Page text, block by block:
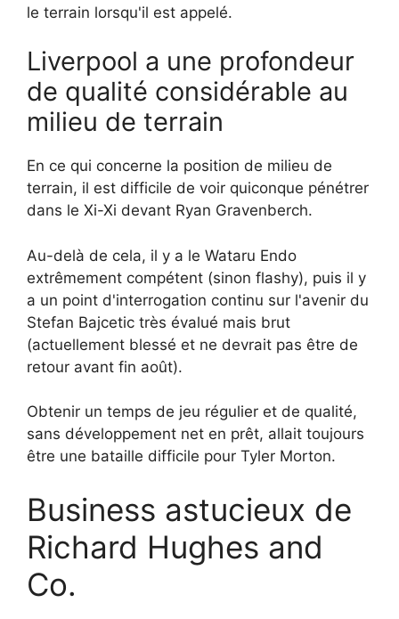
le terrain lorsqu'il est appelé.
Liverpool a une profondeur
de qualité considérable au
milieu de terrain
En ce qui concerne la position de milieu de
terrain, il est difficile de voir quiconque pénétrer
dans le Xi-Xi devant Ryan Gravenberch.
Au-delà de cela, il y a le Wataru Endo
extrêmement compétent (sinon flashy), puis il y
a un point d'interrogation continu sur l'avenir du
Stefan Bajcetic très évalué mais brut
(actuellement blessé et ne devrait pas être de
retour avant fin août).
Obtenir un temps de jeu régulier et de qualité,
sans développement net en prêt, allait toujours
être une bataille difficile pour Tyler Morton.
Business astucieux de
Richard Hughes and
Co.